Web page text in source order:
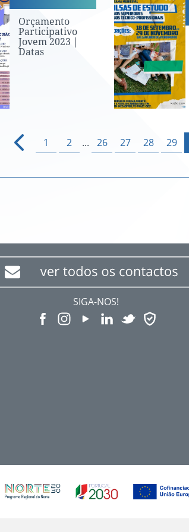
Orçamento
Participativo
Jovem 2023 |
Datas
1 2 ... 26 27 28 29
SIGA-NOS!